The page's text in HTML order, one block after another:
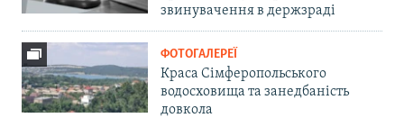
звинувачення в держзраді
ФОТОГАЛЕРЕЇ
Краса Сімферопольського
водосховища та занедбаність
довкола